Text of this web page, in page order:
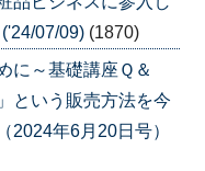
07/09) (1870)
に～基礎講座Ｑ＆
いう販売方法を今
2024年6月20日号）